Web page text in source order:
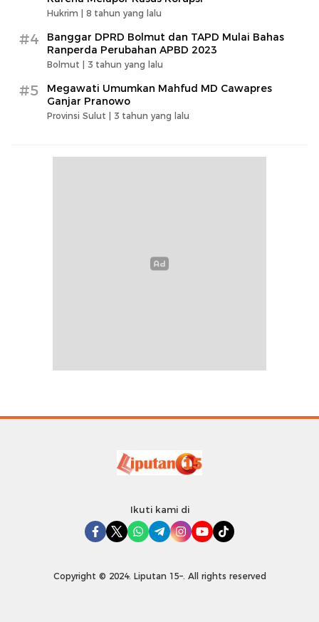
Hukrim | 8 tahun yang lalu
#4
Banggar DPRD Bolmut dan TAPD Mulai Bahas
Ranperda Perubahan APBD 2023
Bolmut | 3 tahun yang lalu
#5
Megawati Umumkan Mahfud MD Cawapres
Ganjar Pranowo
Provinsi Sulut | 3 tahun yang lalu
Ikuti kami di
Copyright © 2024. Liputan 15–. All rights reserved